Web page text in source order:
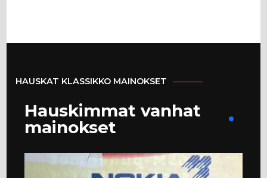
HAUSKAT KLASSIKKO MAINOKSET
Hauskimmat vanhat
mainokset